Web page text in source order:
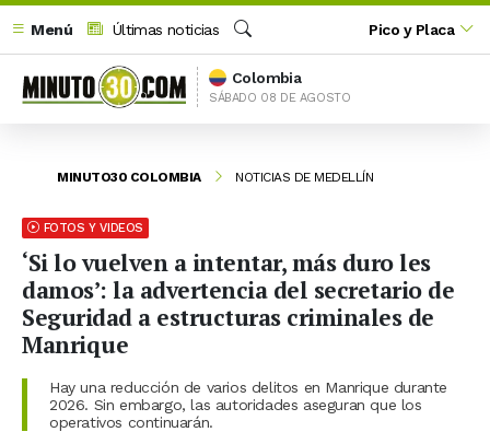
Menú
Últimas noticias
Buscar
Pico y Placa
Colombia
SÁBADO 08 DE AGOSTO
MINUTO30 COLOMBIA NOTICIAS DE MEDELLÍN
FOTOS Y VIDEOS
‘Si lo vuelven a intentar, más duro les
damos’: la advertencia del secretario de
Seguridad a estructuras criminales de
Manrique
Hay una reducción de varios delitos en Manrique durante
2026. Sin embargo, las autoridades aseguran que los
operativos continuarán.